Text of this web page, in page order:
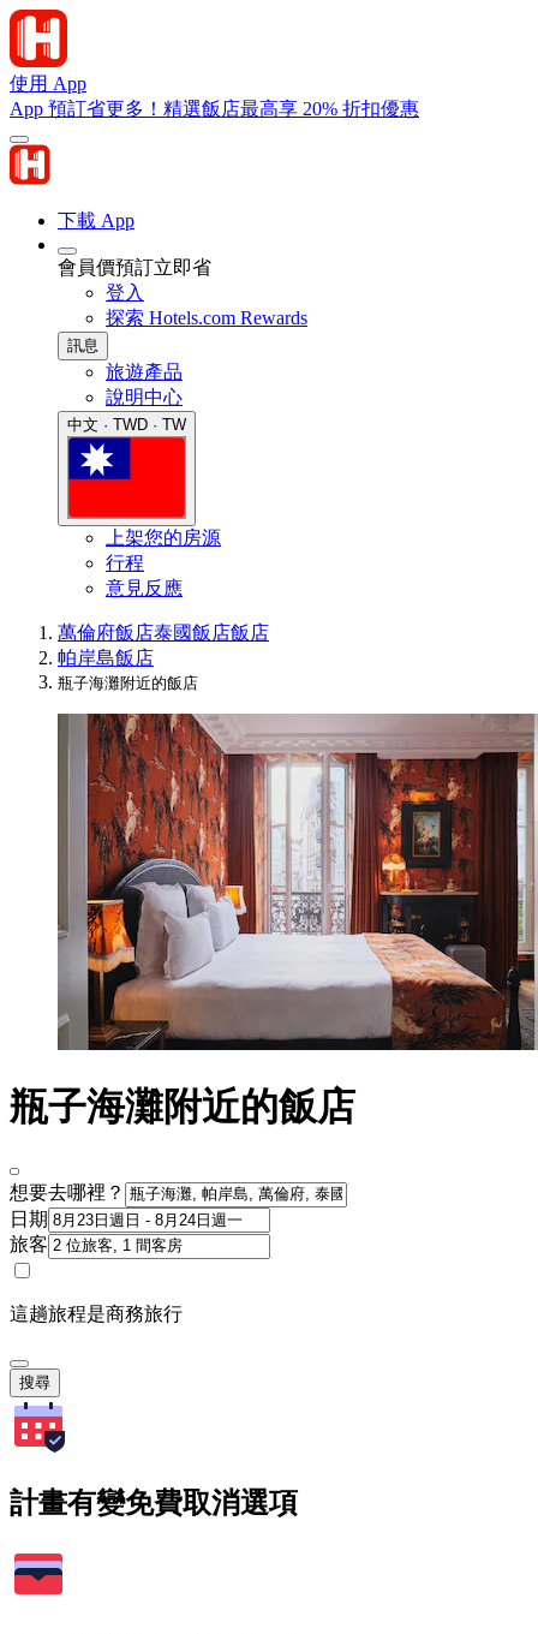
使用 App
App 預訂省更多！精選飯店最高享 20% 折扣優惠
下載 App
會員價預訂立即省
登入
探索 Hotels.com Rewards
訊息
旅遊產品
說明中心
中文 · TWD · TW
上架您的房源
行程
意見反應
萬倫府飯店泰國飯店飯店
帕岸島飯店
瓶子海灘附近的飯店
瓶子海灘附近的飯店
想要去哪裡？
日期
旅客
這趟旅程是商務旅行
搜尋
計畫有變免費取消選項